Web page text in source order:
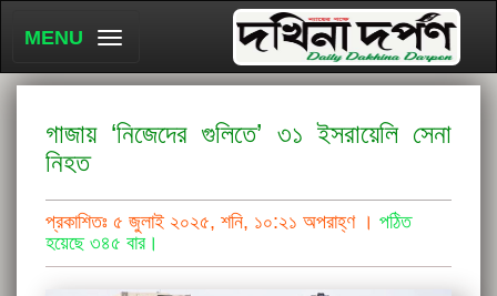
MENU
গাজায় ‘নিজেদের গুলিতে’ ৩১ ইসরায়েলি সেনা
নিহত
প্রকাশিতঃ ৫ জুলাই ২০২৫, শনি, ১০:২১ অপরাহ্ণ । পঠিত
হয়েছে ৩৪৫ বার।